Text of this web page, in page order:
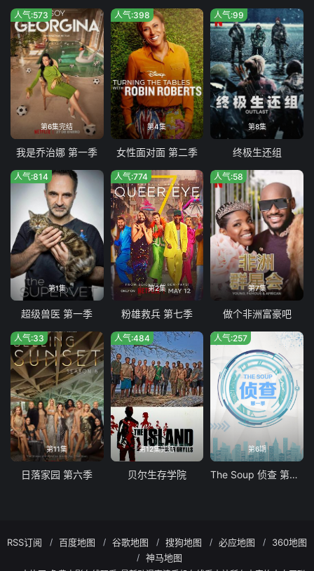
第6集完结
人气:573
我是乔治娜 第一季
第4集
人气:398
女性面对面 第二季
第8集
人气:99
终极生还组
第1集
人气:814
超级兽医 第一季
第2集
人气:774
粉雄救兵 第七季
第7集
人气:58
做个非洲富豪吧
第11集
人气:33
日落家园 第六季
第12集完结
人气:484
贝尔生存学院
第6期
人气:257
The Soup 侦查 第一季
RSS订阅 百度地图 谷歌地图 搜狗地图 必应地图
360地图
神马地图